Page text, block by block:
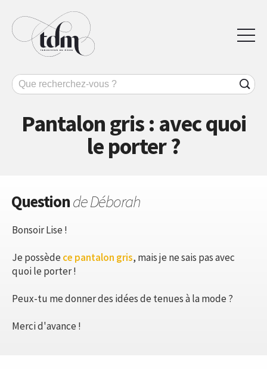
Pantalon gris : avec quoi
le porter ?
Questionde Déborah
Bonsoir Lise !
Je possèdece pantalon gris, mais je ne sais pas avec
quoi le porter !
Peux-tu me donner des idées de tenues à la mode ?
Merci d'avance !